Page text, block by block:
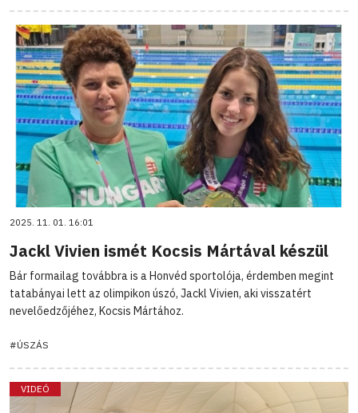
2025. 11. 01. 16:01
Jackl Vivien ismét Kocsis Mártával készül
Bár formailag továbbra is a Honvéd sportolója, érdemben megint
tatabányai lett az olimpikon úszó, Jackl Vivien, aki visszatért
nevelőedzőjéhez, Kocsis Mártához.
#ÚSZÁS
VIDEÓ